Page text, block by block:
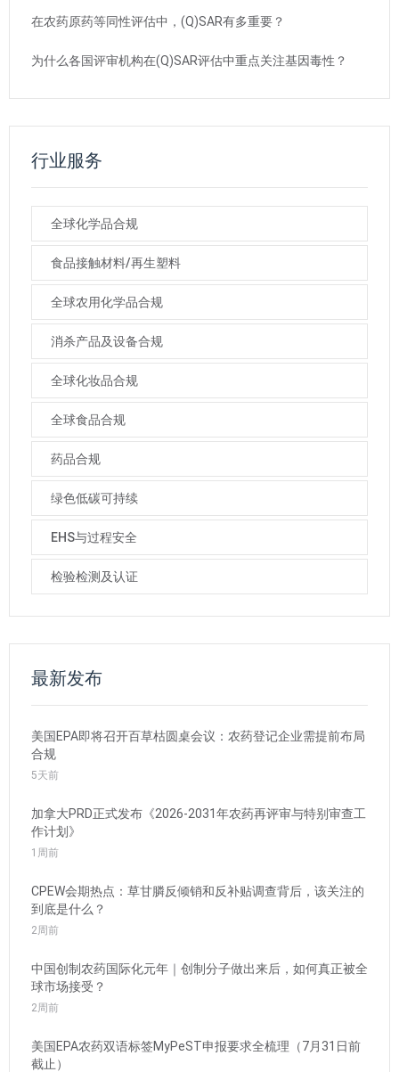
在农药原药等同性评估中，(Q)SAR有多重要？
为什么各国评审机构在(Q)SAR评估中重点关注基因毒性？
行业服务
全球化学品合规
食品接触材料/再生塑料
全球农用化学品合规
消杀产品及设备合规
全球化妆品合规
全球食品合规
药品合规
绿色低碳可持续
EHS与过程安全
检验检测及认证
最新发布
美国EPA即将召开百草枯圆桌会议：农药登记企业需提前布局
合规
5天前
加拿大PRD正式发布《2026-2031年农药再评审与特别审查工
作计划》
1周前
CPEW会期热点：草甘膦反倾销和反补贴调查背后，该关注的
到底是什么？
2周前
中国创制农药国际化元年｜创制分子做出来后，如何真正被全
球市场接受？
2周前
美国EPA农药双语标签MyPeST申报要求全梳理（7月31日前
截止）